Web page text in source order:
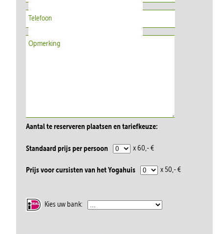
Telefoon
Opmerking
Aantal te reserveren plaatsen en tariefkeuze:
Standaard prijs per persoon x 60,- €
Prijs voor cursisten van het Yogahuis x 50,- €
Kies uw bank: